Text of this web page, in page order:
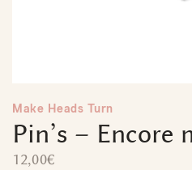
Make Heads Turn
Pin’s – Encore
12,00€